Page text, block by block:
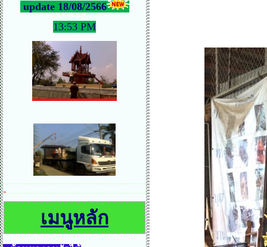
update 18/08/2566
13:53 PM
เมนูหลัก